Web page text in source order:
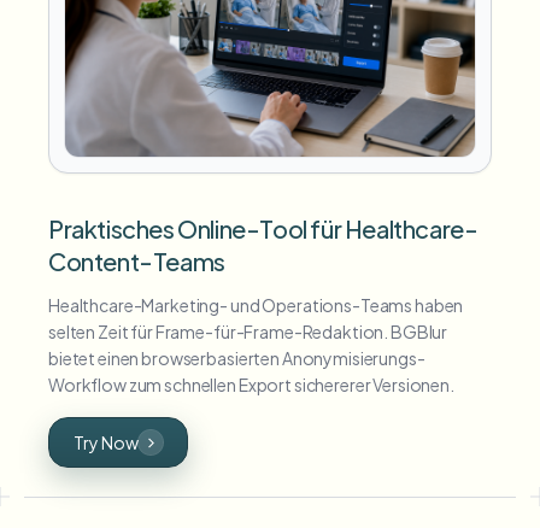
Praktisches Online-Tool für Healthcare-
Content-Teams
Healthcare-Marketing- und Operations-Teams haben
selten Zeit für Frame-für-Frame-Redaktion. BGBlur
bietet einen browserbasierten Anonymisierungs-
Workflow zum schnellen Export sichererer Versionen.
Try Now